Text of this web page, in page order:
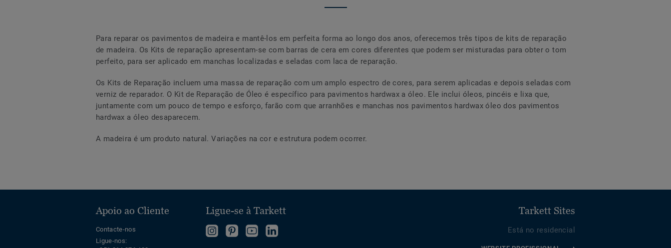
Para reparar os pavimentos de madeira e mantê-los em perfeita forma ao longo dos anos, oferecemos três tipos de kits de reparação
de madeira. Os Kits de reparação apresentam-se com barras de cera em cores diferentes que podem ser misturadas para obter o tom
perfeito, para ser aplicado em manchas localizadas e seladas com laca de reparação.
Os Kits de Reparação incluem uma massa de reparação com um amplo espectro de cores, para serem aplicadas e depois seladas com
verniz de reparador. O Kit de Reparação de Óleo é específico para pavimentos hardwax a óleo. Ele inclui óleos, pincéis e lixa que,
juntamente com um pouco de tempo e esforço, farão com que arranhões e manchas nos pavimentos hardwax óleo dos pavimentos
hardwax a óleo desaparecem.
A madeira é um produto natural. Variações na cor e estrutura podem ocorrer.
Apoio ao Cliente
Contacte-nos
Ligue-nos:
Ligue-se à Tarkett
Siga-Vá
Siga-Siga-
Tarkett Sites
Está no residencial